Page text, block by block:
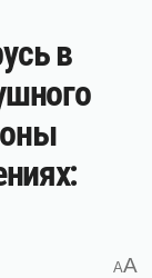
в
AA